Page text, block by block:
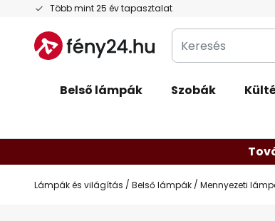
Több mint 25 év tapasztalat
Ugrás
tartalomhoz
Keresés
Belső lámpák Szobák
Lámpák és világítás Belső lámpák Mennyezeti